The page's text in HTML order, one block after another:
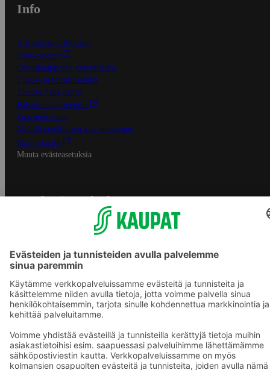
Info
S-Business yrityksille
Oiva-raportit
Osuuskauppojen yhteystiedot
Tilaus- ja toimitusehdot
Tietosuojakäytäntö
Palvelun käyttöehdot
Saavutettavuus
Mobiilisovelluksen saavutettavuus
Mainostajalle
Muuta evästeasetuksia
S-ryhmän palvelut
Asiakasomistajuus
Yhteishyvä Ruoka -sovellus
Prisma.fi
Sokos.fi
S-Pankki
Sokos Hotels
Raflaamo